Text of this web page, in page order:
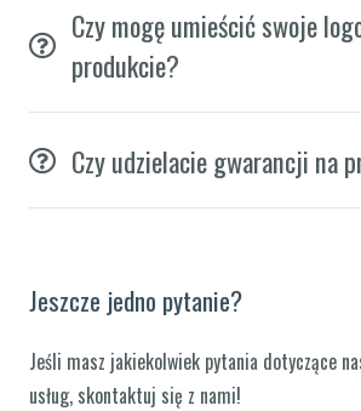
Czy mogę umieścić swoje
produkcie?
Czy udzielacie gwarancji na
Jeszcze jedno pytanie?
Jeśli masz jakiekolwiek pytania dotyczące
usług, skontaktuj się z nami!